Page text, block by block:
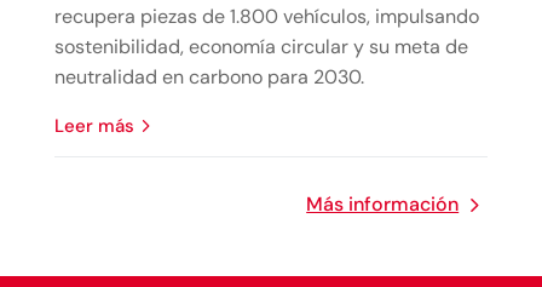
recupera piezas de 1.800 vehículos, impulsando
sostenibilidad, economía circular y su meta de
neutralidad en carbono para 2030.
leer más
Más información